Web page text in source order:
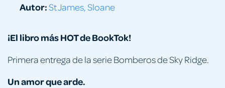
¡El libro más HOT de BookTok!
Primera entrega de la serie Bomberos de Sky Ridge.
Un amor que arde.
Autor:St James, Sloane